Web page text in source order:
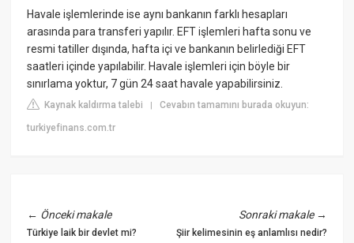
Havale işlemlerinde ise aynı bankanın farklı hesapları
arasında para transferi yapılır. EFT işlemleri hafta sonu ve
resmi tatiller dışında, hafta içi ve bankanın belirlediği EFT
saatleri içinde yapılabilir. Havale işlemleri için böyle bir
sınırlama yoktur, 7 gün 24 saat havale yapabilirsiniz.
Kaynak kaldırma talebi |Cevabın tamamını burada okuyun:
turkiyefinans.com.tr
← Önceki makale
Türkiye laik bir devlet mi?
Sonraki makale→
Şiir kelimesinin eş anlamlısı nedir?